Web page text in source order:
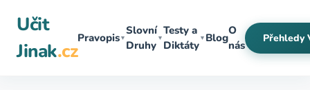
obsah
Učit
Jinak.cz
Pravopis▼
Slovní
Druhy
▼
Testy a
Diktáty
▼ Blog
O
nás
Přehledy